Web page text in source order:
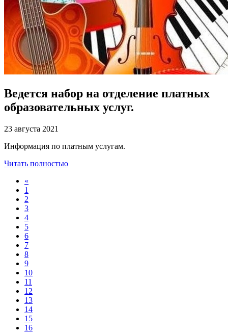
Ведется набор на отделение платных
образовательных услуг.
23 августа 2021
Информация по платным услугам.
Читать полностью
«
1
2
3
4
5
6
7
8
9
10
11
12
13
14
15
16